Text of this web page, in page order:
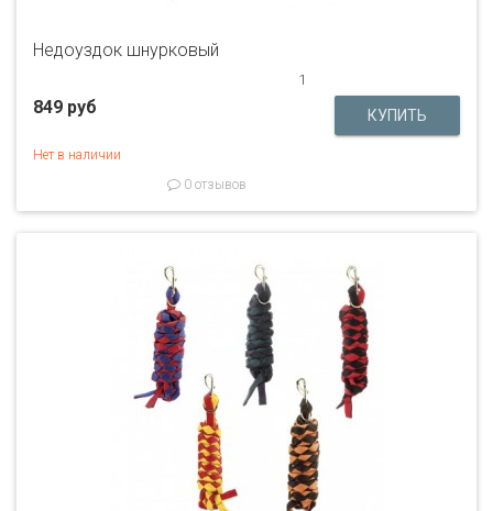
Недоуздок шнурковый
1
849 руб
Нет в наличии
0 отзывов